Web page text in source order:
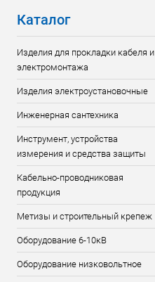
Каталог
Изделия для прокладки кабеля и
электромонтажа
Изделия электроустановочные
Инженерная сантехника
Инструмент, устройства
измерения и средства защиты
Кабельно-проводниковая
продукция
Метизы и строительный крепеж
Оборудование 6-10кВ
Оборудование низковольтное